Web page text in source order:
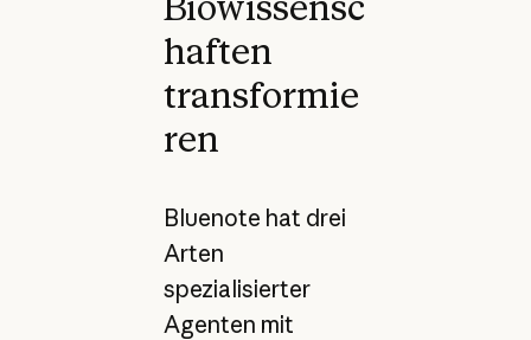
haften
transformie
ren
Bluenote hat drei
Arten
spezialisierter
Agenten mit